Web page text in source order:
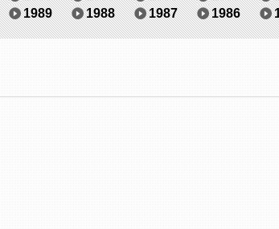
1989 1988 1987 1986